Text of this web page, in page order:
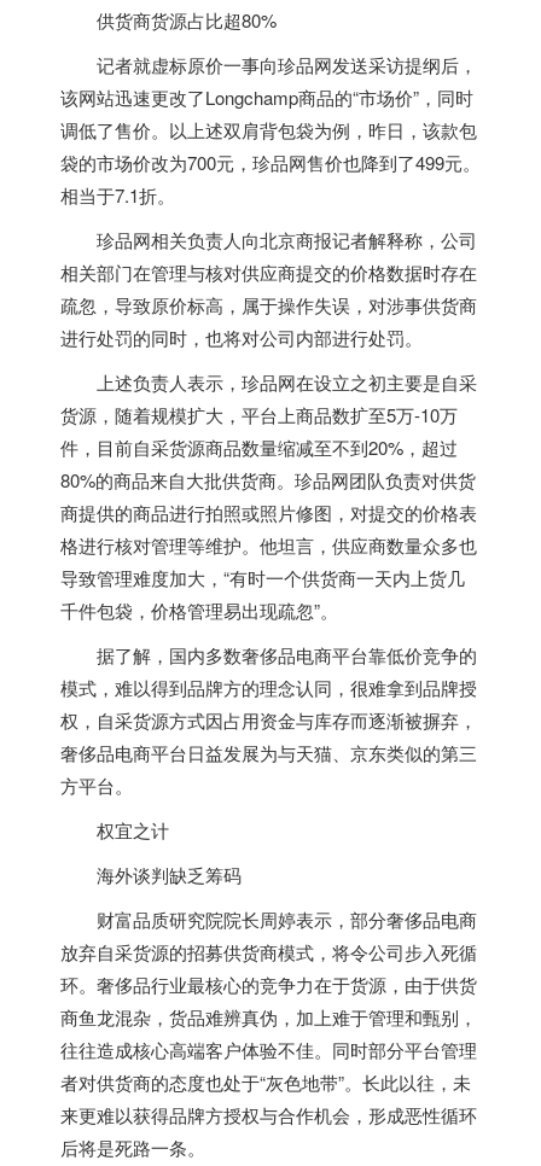
供货商货源占比超80%
记者就虚标原价一事向珍品网发送采访提纲后，
该网站迅速更改了Longchamp商品的“市场价”，同时
调低了售价。以上述双肩背包袋为例，昨日，该款包
袋的市场价改为700元，珍品网售价也降到了499元。
相当于7.1折。
珍品网相关负责人向北京商报记者解释称，公司
相关部门在管理与核对供应商提交的价格数据时存在
疏忽，导致原价标高，属于操作失误，对涉事供货商
进行处罚的同时，也将对公司内部进行处罚。
上述负责人表示，珍品网在设立之初主要是自采
货源，随着规模扩大，平台上商品数扩至5万-10万
件，目前自采货源商品数量缩减至不到20%，超过
80%的商品来自大批供货商。珍品网团队负责对供货
商提供的商品进行拍照或照片修图，对提交的价格表
格进行核对管理等维护。他坦言，供应商数量众多也
导致管理难度加大，“有时一个供货商一天内上货几
千件包袋，价格管理易出现疏忽”。
据了解，国内多数奢侈品电商平台靠低价竞争的
模式，难以得到品牌方的理念认同，很难拿到品牌授
权，自采货源方式因占用资金与库存而逐渐被摒弃，
奢侈品电商平台日益发展为与天猫、京东类似的第三
方平台。
权宜之计
海外谈判缺乏筹码
财富品质研究院院长周婷表示，部分奢侈品电商
放弃自采货源的招募供货商模式，将令公司步入死循
环。奢侈品行业最核心的竞争力在于货源，由于供货
商鱼龙混杂，货品难辨真伪，加上难于管理和甄别，
往往造成核心高端客户体验不佳。同时部分平台管理
者对供货商的态度也处于“灰色地带”。长此以往，未
来更难以获得品牌方授权与合作机会，形成恶性循环
后将是死路一条。